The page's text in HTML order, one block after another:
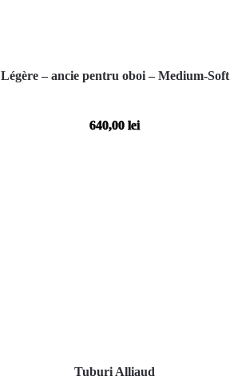
Légère – ancie pentru oboi – Medium-Soft
640,00lei
Tuburi Alliaud